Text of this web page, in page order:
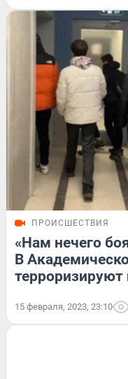
ПРОИСШЕСТВИЯ
«Нам нечего
В
15 февраля, 2023, 23:10